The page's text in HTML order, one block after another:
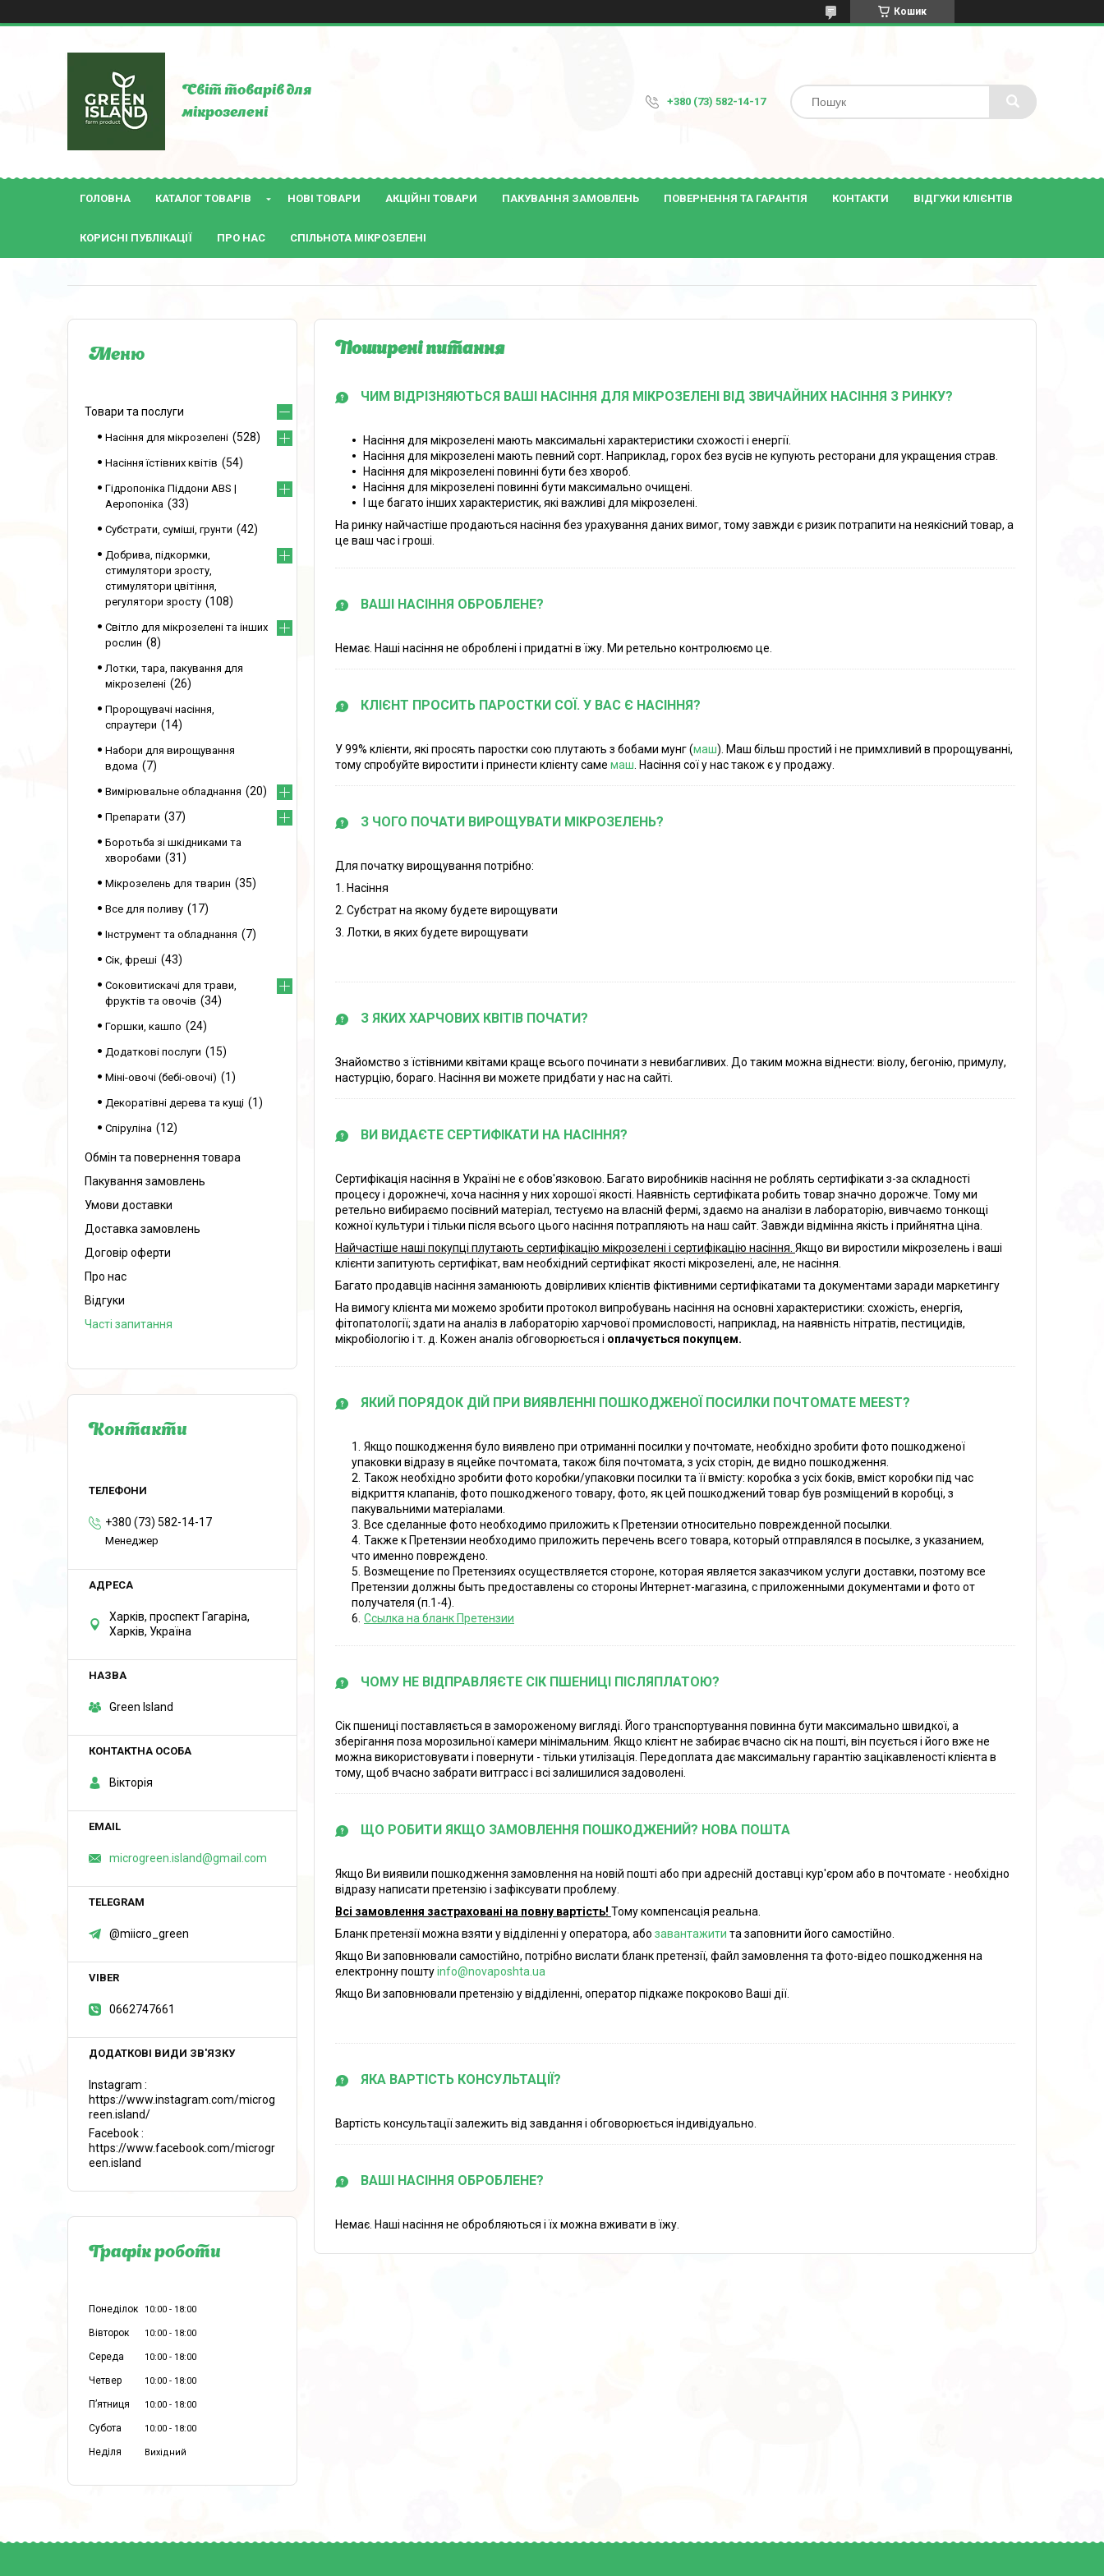
Кошик
Світ товарів для
мікрозелені
+380 (73) 582-14-17
ГОЛОВНА КАТАЛОГ ТОВАРІВ НОВІ ТОВАРИ АКЦІЙНІ ТОВАРИ ПАКУВАННЯ ЗАМОВЛЕНЬ ПОВЕРНЕННЯ ТА ГАРАНТІЯ КОНТАКТИ ВІДГУКИ КЛІЄНТІВ
КОРИСНІ ПУБЛІКАЦІЇ ПРО НАС СПІЛЬНОТА МІКРОЗЕЛЕНІ
Поширені питання
ЧИМ ВІДРІЗНЯЮТЬСЯ ВАШІ НАСІННЯ ДЛЯ МІКРОЗЕЛЕНІ ВІД ЗВИЧАЙНИХ НАСІННЯ З РИНКУ?
Насіння для мікрозелені мають максимальні характеристики схожості і енергії.
Насіння для мікрозелені мають певний сорт. Наприклад, горох без вусів не купують ресторани для укращения страв.
Насіння для мікрозелені повинні бути без хвороб.
Насіння для мікрозелені повинні бути максимально очищені.
І ще багато інших характеристик, які важливі для мікрозелені.
На ринку найчастіше продаються насіння без урахування даних вимог, тому завжди є ризик потрапити на неякісний товар, а
це ваш час і гроші.
ВАШІ НАСІННЯ ОБРОБЛЕНЕ?
Немає. Наші насіння не оброблені і придатні в їжу. Ми ретельно контролюємо це.
КЛІЄНТ ПРОСИТЬ ПАРОСТКИ СОЇ. У ВАС Є НАСІННЯ?
У 99% клієнти, які просять паростки сою плутають з бобами мунг (маш). Маш більш простий і не примхливий в пророщуванні,
тому спробуйте виростити і принести клієнту саме маш . Насіння сої у нас також є у продажу.
З ЧОГО ПОЧАТИ ВИРОЩУВАТИ МІКРОЗЕЛЕНЬ?
Для початку вирощування потрібно:
1. Насіння
2. Субстрат на якому будете вирощувати
3. Лотки, в яких будете вирощувати
З ЯКИХ ХАРЧОВИХ КВІТІВ ПОЧАТИ?
Знайомство з їстівними квітами краще всього починати з невибагливих. До таким можна віднести: віолу, бегонію, примулу,
настурцію, бораго. Насіння ви можете придбати у нас на сайті.
ВИ ВИДАЄТЕ СЕРТИФІКАТИ НА НАСІННЯ?
Сертифікація насіння в Україні не є обов'язковою. Багато виробників насіння не роблять сертифікати з-за складності
процесу і дорожнечі, хоча насіння у них хорошої якості. Наявність сертифіката робить товар значно дорожче. Тому ми
ретельно вибираємо посівний матеріал, тестуємо на власній фермі, здаємо на аналізи в лабораторію, вивчаємо тонкощі
кожної культури і тільки після всього цього насіння потрапляють на наш сайт. Завжди відмінна якість і прийнятна ціна.
Найчастіше наші покупці плутають сертифікацію мікрозелені і сертифікацію насіння. Якщо ви виростили мікрозелень і ваші
клієнти запитують сертифікат, вам необхідний сертифікат якості мікрозелені, але, не насіння.
Багато продавців насіння заманюють довірливих клієнтів фіктивними сертифікатами та документами заради маркетингу
На вимогу клієнта ми можемо зробити протокол випробувань насіння на основні характеристики: схожість, енергія,
фітопатології; здати на аналіз в лабораторію харчової промисловості, наприклад, на наявність нітратів, пестицидів,
мікробіологію і т. д. Кожен аналіз обговорюється і оплачується покупцем.
ЯКИЙ ПОРЯДОК ДІЙ ПРИ ВИЯВЛЕННІ ПОШКОДЖЕНОЇ ПОСИЛКИ ПОЧТОМАТЕ MEEST?
Якщо пошкодження було виявлено при отриманні посилки у почтомате, необхідно зробити фото пошкодженої
упаковки відразу в яцейке почтомата, також біля почтомата, з усіх сторін, де видно пошкодження.
Також необхідно зробити фото коробки/упаковки посилки та її вмісту: коробка з усіх боків, вміст коробки під час
відкриття клапанів, фото пошкодженого товару, фото, як цей пошкоджений товар був розміщений в коробці, з
пакувальними матеріалами.
Все сделанные фото необходимо приложить к Претензии относительно поврежденной посылки.
Также к Претензии необходимо приложить перечень всего товара, который отправлялся в посылке, з указанием,
что именно повреждено.
Возмещение по Претензиях осуществляется стороне, которая является заказчиком услуги доставки, поэтому все
Претензии должны быть предоставлены со стороны Интернет-магазина, с приложенными документами и фото от
получателя (п.1-4).
Ссылка на бланк Претензии
ЧОМУ НЕ ВІДПРАВЛЯЄТЕ СІК ПШЕНИЦІ ПІСЛЯПЛАТОЮ?
Сік пшениці поставляється в замороженому вигляді. Його транспортування повинна бути максимально швидкої, а
зберігання поза морозильної камери мінімальним. Якщо клієнт не забирає вчасно сік на пошті, він псується і його вже не
можна використовувати і повернути - тільки утилізація. Передоплата дає максимальну гарантію зацікавленості клієнта в
тому, щоб вчасно забрати витграсс і всі залишилися задоволені.
ЩО РОБИТИ ЯКЩО ЗАМОВЛЕННЯ ПОШКОДЖЕНИЙ? НОВА ПОШТА
Якщо Ви виявили пошкодження замовлення на новій пошті або при адресній доставці кур'єром або в почтомате - необхідно
відразу написати претензію і зафіксувати проблему.
Всі замовлення застраховані на повну вартість! Тому компенсація реальна.
Бланк претензії можна взяти у відділенні у оператора, або завантажити та заповнити його самостійно.
Якщо Ви заповнювали самостійно, потрібно вислати бланк претензії, файл замовлення та фото-відео пошкодження на
електронну поштуinfo@novaposhta.ua
Якщо Ви заповнювали претензію у відділенні, оператор підкаже покроково Ваші дії.
ЯКА ВАРТІСТЬ КОНСУЛЬТАЦІЇ?
Вартість консультації залежить від завдання і обговорюється індивідуально.
ВАШІ НАСІННЯ ОБРОБЛЕНЕ?
Немає. Наші насіння не обробляються і їх можна вживати в їжу.
Товари та послуги
Насіння для мікрозелені 528
Насіння їстівних квітів 54
Гідропоніка Піддони ABS |
Аеропоніка
33
Субстрати, суміші, грунти 42
Добрива, підкормки,
стимулятори зросту,
стимулятори цвітіння,
регулятори зросту
108
Світло для мікрозелені та інших
рослин
8
Лотки, тара, пакування для
мікрозелені
26
Пророщувачі насіння,
спраутери
14
Набори для вирощування
вдома
7
Вимірювальне обладнання 20
Препарати 37
Боротьба зі шкідниками та
хворобами
31
Мікрозелень для тварин 35
Все для поливу 17
Інструмент та обладнання 7
Сік, фреші 43
Соковитискачі для трави,
фруктів та овочів
34
Горшки, кашпо 24
Додаткові послуги 15
Міні-овочі (бебі-овочі) 1
Декоратівні дерева та кущі 1
Спіруліна 12
Обмін та повернення товара
Пакування замовлень
Умови доставки
Доставка замовлень
Договір оферти
Про нас
Відгуки
Часті запитання
Контакти
+380 (73) 582-14-17
Менеджер
Харків, проспект Гагаріна,
Харків, Україна
Green Island
Вікторія
microgreen.island@gmail.com
@miicro_green
0662747661
Instagram
https://www.instagram.com/microg
reen.island/
Facebook
https://www.facebook.com/microgr
een.island
Графік роботи
Понеділок 10:00 18:00
Вівторок 10:00 18:00
Середа 10:00 18:00
Четвер 10:00 18:00
Пʼятниця 10:00 18:00
Субота 10:00 18:00
Неділя Вихідний